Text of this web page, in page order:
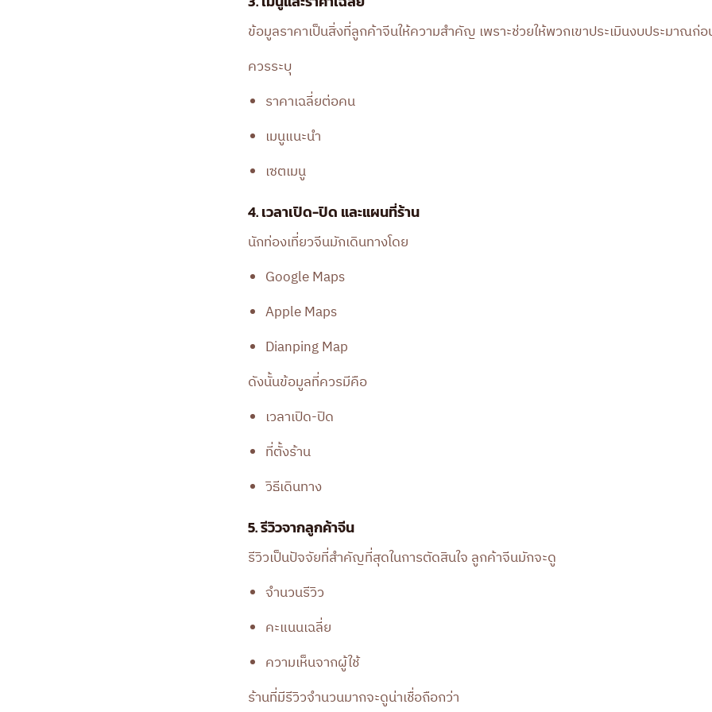
ข้อมูลราคาเป็นสิ่งที่ลูกค้าจีนให้ความสำคัญ เพราะช่วยให้พวกเขาประเมินงบประมาณก่อ
ควรระบุ
ราคาเฉลี่ยต่อคน
เมนูแนะนำ
เซตเมนู
4. เวลาเปิด-ปิด และแผนที่ร้าน
นักท่องเที่ยวจีนมักเดินทางโดย
Google Maps
Apple Maps
Dianping Map
ดังนั้นข้อมูลที่ควรมีคือ
เวลาเปิด-ปิด
ที่ตั้งร้าน
วิธีเดินทาง
5. รีวิวจากลูกค้าจีน
รีวิวเป็นปัจจัยที่สำคัญที่สุดในการตัดสินใจ ลูกค้าจีนมักจะดู
จำนวนรีวิว
คะแนนเฉลี่ย
ความเห็นจากผู้ใช้
ร้านที่มีรีวิวจำนวนมากจะดูน่าเชื่อถือกว่า